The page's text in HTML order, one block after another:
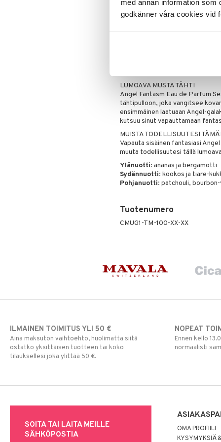
med annan information som
godkänner våra cookies vid
musta tähti nimeltä Angel
MUGLER ANGEL FANTASM -
herkullisen kermaista
aistillinen, rehevä puoli on
LUMOAVA MUSTA TÄHTI
Angel Fantasm Eau de Parfum
tähtipulloon, joka vangitsee
ensimmäinen laatuaan Angel-
kutsuu sinut vapauttamaan
MUISTA TODELLISUUTESI
Vapauta sisäinen fantasiasi
muuta todellisuutesi tällä
Ylänuotti: ananas ja bergamotti
Sydännuotti: kookos ja tiare-
Pohjanuotti: patchouli,
Tuotenumero
CMUG1-TM-100-XX-XX
ILMAINEN TOIMITUS YLI 50 €
Aina maksuton vaihtoehto, huolimatta siitä
ostatko yksittäisen tuotteen tai koko
tilauksellesi joka ylittää 50 €.
NOPEAT
Ennen kello
normaalisti
SOITA TAI LAITA MEILLE
SÄHKÖPOSTIA
OMA PROFIILI
KYSYMYKSIÄ